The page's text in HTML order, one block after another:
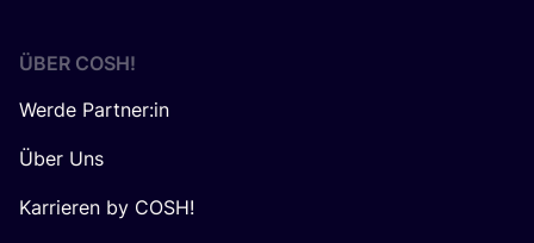
ÜBER COSH!
Werde Partner:in
Über Uns
Karrieren by COSH!